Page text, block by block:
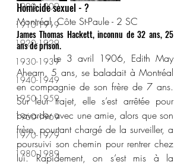
1900-1909
1910-1919
1920-1929
1930-1939
1940-1949
1950-1959
1960-1969
1970-1979
1980-1989
Homicide sexuel - ?
Montréal, Côte St-Paule - 2 SC
James Thomas Hackett, inconnu de 32 ans, 25
ans de prison.
Le 3 avril 1906, Edith May
Ahearn, 5 ans, se baladait à Montréal
en compagnie de son frère de 7 ans.
Sur leur trajet, elle s’est arrêtée pour
bavarder avec une amie, alors que son
frère, pourtant chargé de la surveiller, a
poursuivi son chemin pour rentrer chez
lui. Rapidement, on s’est mis à la